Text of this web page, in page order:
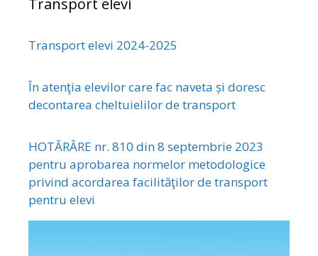
Transport elevi
Transport elevi 2024-2025
În atenţia elevilor care fac naveta și doresc
decontarea cheltuielilor de transport
HOTĂRÂRE nr. 810 din 8 septembrie 2023
pentru aprobarea normelor metodologice
privind acordarea facilităţilor de transport
pentru elevi